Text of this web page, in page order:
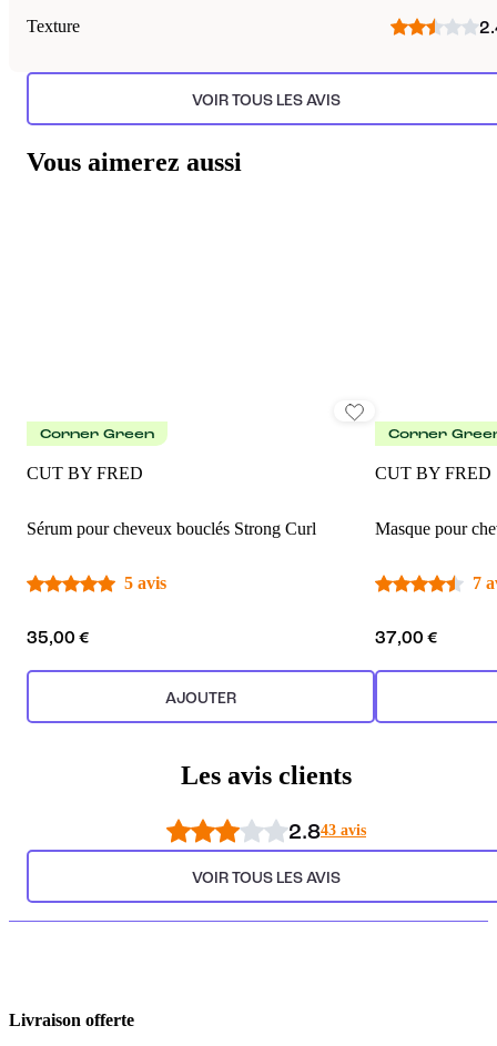
Texture
VOIR TOUS LES AVIS
Vous aimerez aussi
Corner Green
CUT BY FRED
Sérum pour cheveux bouclés Strong Curl
5 avis
35,00 €
AJOUTER
Corner
CUT BY FRED
Masque pour
7
37,00 €
Les avis clients
2.843 avis
VOIR TOUS LES AVIS
Livraison offerte